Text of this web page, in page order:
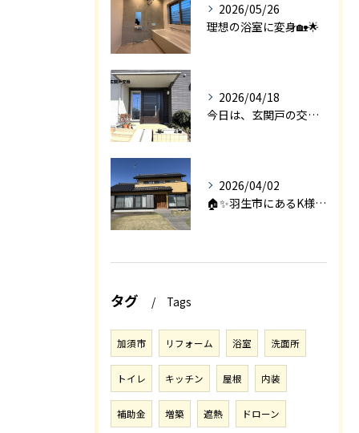
2026/05/26
理想の浴室に変身🏡🌟
2026/04/18
今日は、玄関戸の交換工事をご紹介します🚪✨。
2026/04/02
🏠✨羽生市にあるK様邸は、2008年に㈱エアロックで新築され...
タグ Tags
加須市 リフォーム 浴室 洗面所
トイレ キッチン 屋根 内装
補助金 増築 遮熱 ドローン